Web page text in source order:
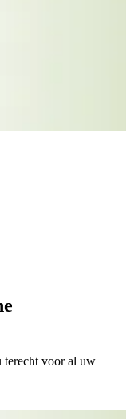
terecht voor al uw